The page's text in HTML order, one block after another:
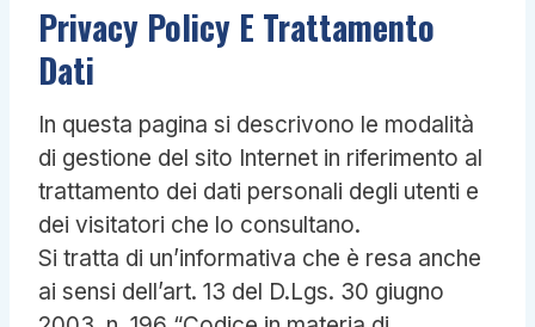
Privacy Policy E Trattamento
Dati
In questa pagina si descrivono le modalità
di gestione del sito Internet in riferimento al
trattamento dei dati personali degli utenti e
dei visitatori che lo consultano.
Si tratta di un’informativa che è resa anche
ai sensi dell’art. 13 del D.Lgs. 30 giugno